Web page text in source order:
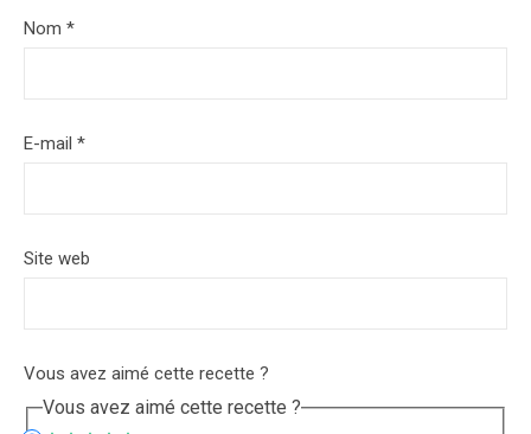
Nom *
E-mail *
Site web
Vous avez aimé cette recette ?
Vous avez aimé cette recette ?